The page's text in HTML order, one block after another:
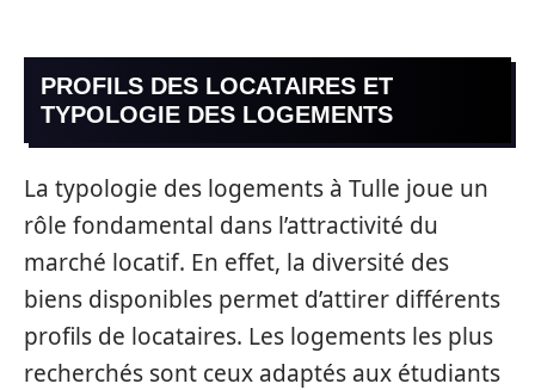
PROFILS DES LOCATAIRES ET
TYPOLOGIE DES LOGEMENTS
La typologie des logements à Tulle joue un
rôle fondamental dans l’attractivité du
marché locatif. En effet, la diversité des
biens disponibles permet d’attirer différents
profils de locataires. Les logements les plus
recherchés sont ceux adaptés aux étudiants